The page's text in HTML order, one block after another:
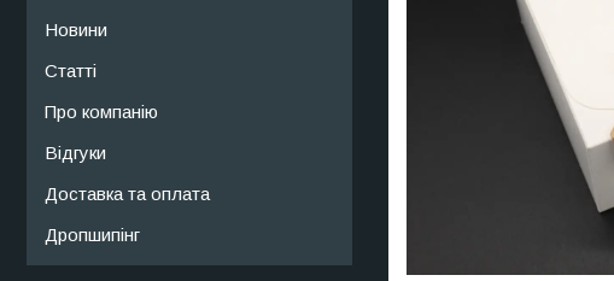
Новини
Статті
Про компанію
Відгуки
Доставка та оплата
Дропшипінг